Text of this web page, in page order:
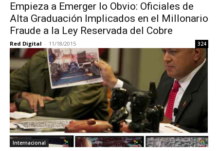
Empieza a Emerger lo Obvio: Oficiales de
Alta Graduación Implicados en el Millonario
Fraude a la Ley Reservada del Cobre
Red Digital - 11/18/2015 324
Internacional